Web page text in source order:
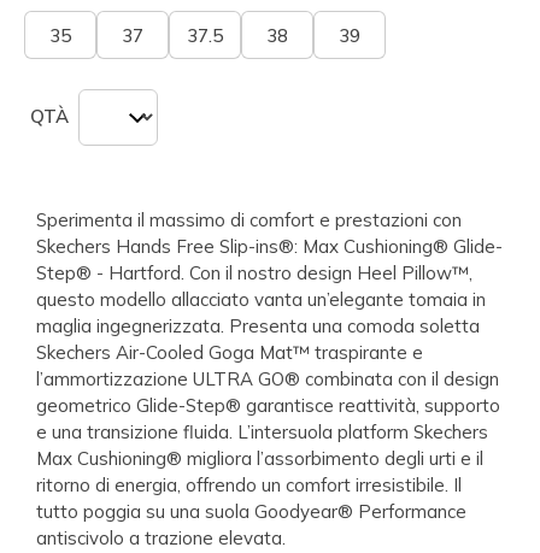
35 37 37.5 38 39
QTÀ
Sperimenta il massimo di comfort e prestazioni con
Skechers Hands Free Slip-ins®: Max Cushioning® Glide-
Step® - Hartford. Con il nostro design Heel Pillow™,
questo modello allacciato vanta un’elegante tomaia in
maglia ingegnerizzata. Presenta una comoda soletta
Skechers Air-Cooled Goga Mat™ traspirante e
l’ammortizzazione ULTRA GO® combinata con il design
geometrico Glide-Step® garantisce reattività, supporto
e una transizione fluida. L’intersuola platform Skechers
Max Cushioning® migliora l’assorbimento degli urti e il
ritorno di energia, offrendo un comfort irresistibile. Il
tutto poggia su una suola Goodyear® Performance
antiscivolo a trazione elevata.